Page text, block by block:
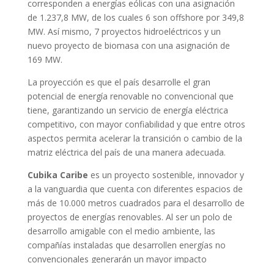
corresponden a energías eólicas con una asignación
de 1.237,8 MW, de los cuales 6 son offshore por 349,8
MW. Así mismo, 7 proyectos hidroeléctricos y un
nuevo proyecto de biomasa con una asignación de
169 MW.
La proyección es que el país desarrolle el gran
potencial de energía renovable no convencional que
tiene, garantizando un servicio de energía eléctrica
competitivo, con mayor confiabilidad y que entre otros
aspectos permita acelerar la transición o cambio de la
matriz eléctrica del país de una manera adecuada.
Cubika Caribe es un proyecto sostenible, innovador y
a la vanguardia que cuenta con diferentes espacios de
más de 10.000 metros cuadrados para el desarrollo de
proyectos de energías renovables. Al ser un polo de
desarrollo amigable con el medio ambiente, las
compañías instaladas que desarrollen energías no
convencionales generarán un mayor impacto